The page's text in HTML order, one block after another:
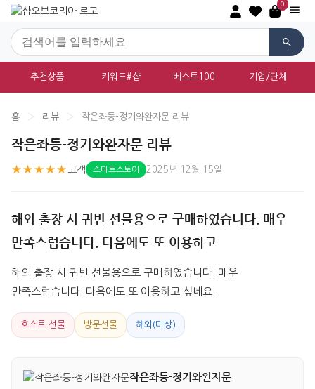
0
추천상품 키워드#샵 베스트100 기업/단체
홈 › 리뷰 › 작은좌등-정기와완자문 리뷰
작은좌등-정기와완자문 리뷰
★★★★★ 고객 스마트스토어 2025년 12월 15일
해외 출장 시 귀빈 선물용으로 구매하였습니다. 매우
만족스럽습니다. 다음에도 또 이용하고
해외 출장 시 귀빈 선물용으로 구매하였습니다. 매우
만족스럽습니다. 다음에도 또 이용하고 싶네요.
호스트 선물 방문선물 해외(미상)
작은좌등-정기와완자문